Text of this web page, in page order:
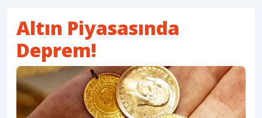
Altın Piyasasında
Deprem!